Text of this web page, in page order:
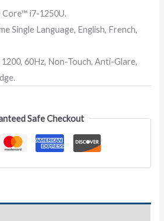
i7-1250U.
Single Language, English, French,
1200, 60Hz, Non-Touch, Anti-Glare,
Safe Checkout